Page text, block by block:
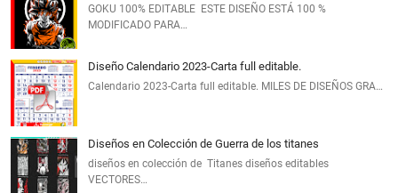
GOKU 100% EDITABLE ESTE DISEÑO ESTÁ 100 %
MODIFICADO PARA…
Diseño Calendario 2023-Carta full editable.
Calendario 2023-Carta full editable. MILES DE DISEÑOS GRA…
Diseños en Colección de Guerra de los titanes
diseños en colección de Titanes diseños editables
VECTORES…